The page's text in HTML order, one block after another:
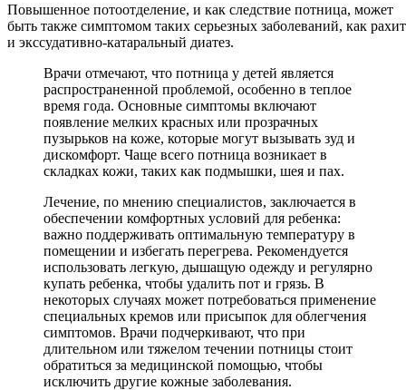
Повышенное потоотделение, и как следствие потница, может
быть также симптомом таких серьезных заболеваний, как рахит
и экссудативно-катаральный диатез.
Врачи отмечают, что потница у детей является
распространенной проблемой, особенно в теплое
время года. Основные симптомы включают
появление мелких красных или прозрачных
пузырьков на коже, которые могут вызывать зуд и
дискомфорт. Чаще всего потница возникает в
складках кожи, таких как подмышки, шея и пах.
Лечение, по мнению специалистов, заключается в
обеспечении комфортных условий для ребенка:
важно поддерживать оптимальную температуру в
помещении и избегать перегрева. Рекомендуется
использовать легкую, дышащую одежду и регулярно
купать ребенка, чтобы удалить пот и грязь. В
некоторых случаях может потребоваться применение
специальных кремов или присыпок для облегчения
симптомов. Врачи подчеркивают, что при
длительном или тяжелом течении потницы стоит
обратиться за медицинской помощью, чтобы
исключить другие кожные заболевания.